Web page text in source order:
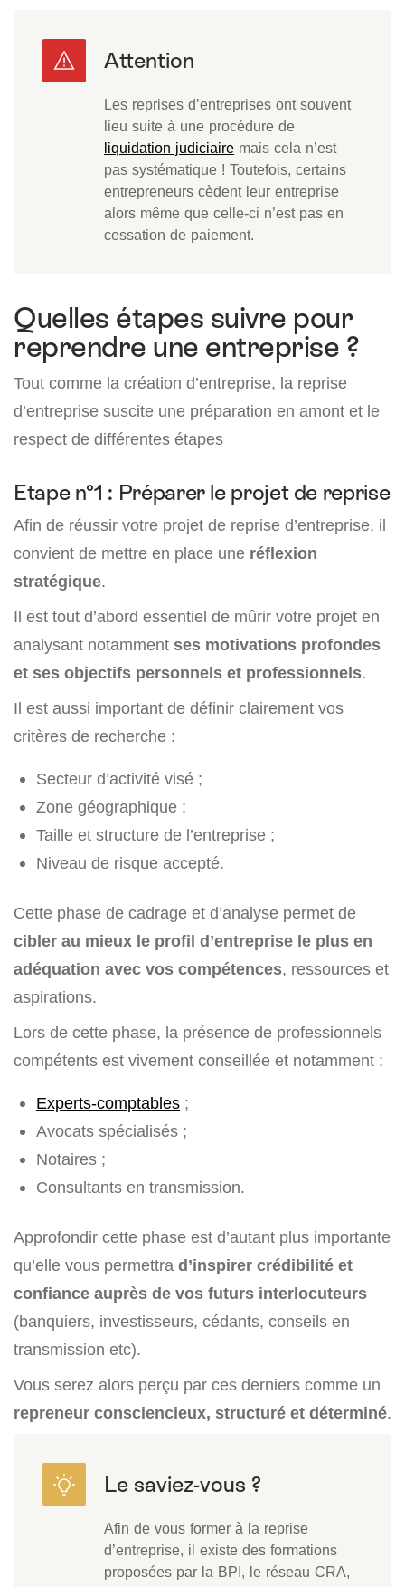
Les reprises d’entreprises ont souvent
lieu suite à une procédure de
liquidation judiciaire mais cela n’est
pas systématique ! Toutefois, certains
entrepreneurs cèdent leur entreprise
alors même que celle-ci n’est pas en
cessation de paiement.
Quelles étapes suivre pour
reprendre une entreprise ?
Tout comme la création d’entreprise, la reprise
d’entreprise suscite une préparation en amont et le
respect de différentes étapes
Etape n°1 : Préparer le projet de reprise
Afin de réussir votre projet de reprise d’entreprise, il
convient de mettre en place une réflexion
stratégique.
Il est tout d’abord essentiel de mûrir votre projet en
analysant notamment ses motivations profondes
et ses objectifs personnels et professionnels.
Il est aussi important de définir clairement vos
critères de recherche :
Secteur d’activité visé ;
Zone géographique ;
Taille et structure de l’entreprise ;
Niveau de risque accepté.
Cette phase de cadrage et d’analyse permet de
cibler au mieux le profil d’entreprise le plus en
adéquation avec vos compétences, ressources et
aspirations.
Lors de cette phase, la présence de professionnels
compétents est vivement conseillée et notamment :
Experts-comptables ;
Avocats spécialisés ;
Notaires ;
Consultants en transmission.
Approfondir cette phase est d’autant plus importante
qu’elle vous permettra d’inspirer crédibilité et
confiance auprès de vos futurs interlocuteurs
(banquiers, investisseurs, cédants, conseils en
transmission etc).
Vous serez alors perçu par ces derniers comme un
repreneur consciencieux, structuré et déterminé.
Afin de vous former à la reprise
d’entreprise, il existe des formations
proposées par la BPI, le réseau CRA,